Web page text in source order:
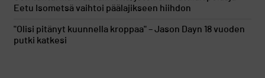
Eetu Isometsä vaihtoi päälajikseen hiihdon
"Olisi pitänyt kuunnella kroppaa" – Jason Dayn 18 vuoden
putki katkesi